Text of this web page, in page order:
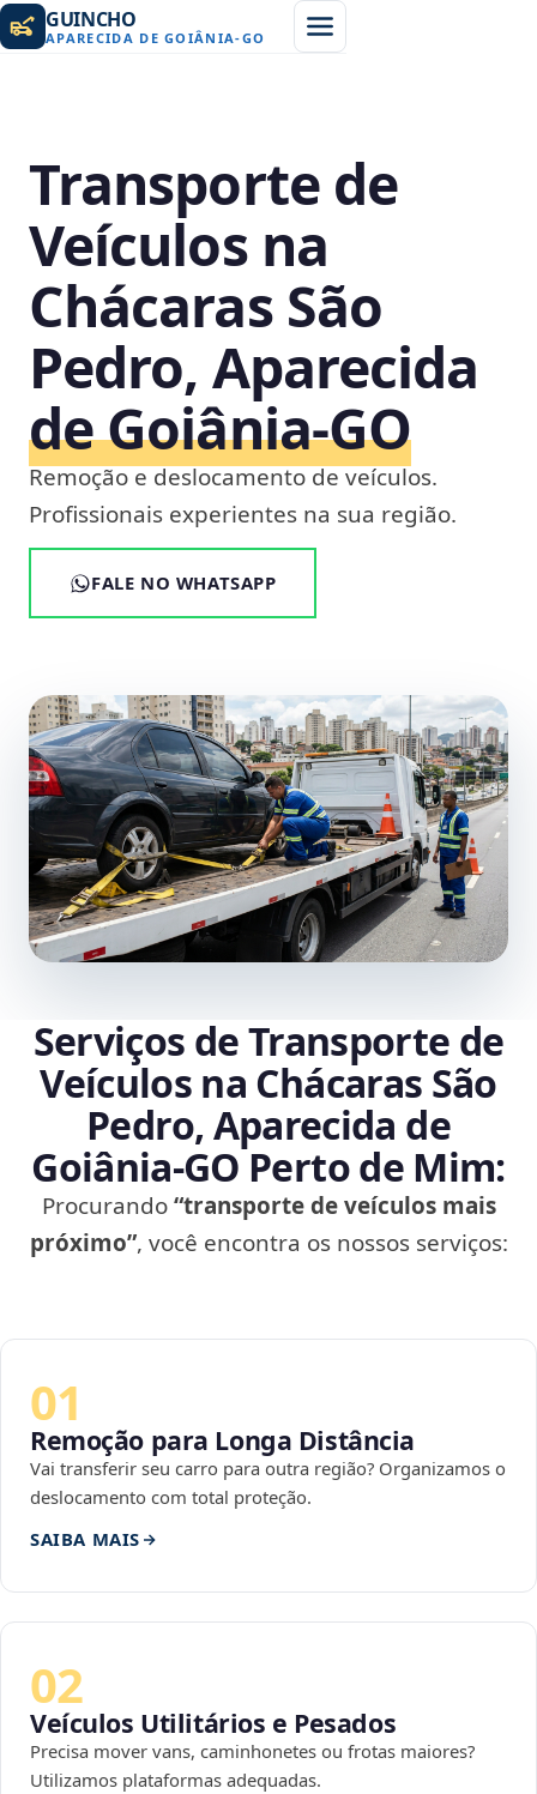
GUINCHO
APARECIDA DE GOIÂNIA-GO
Transporte de
Veículos na
Chácaras São
Pedro, Aparecida
de Goiânia‑GO
Remoção e deslocamento de veículos.
Profissionais experientes na sua região.
FALE NO WHATSAPP
Serviços de Transporte de
Veículos na Chácaras São
Pedro, Aparecida de
Goiânia‑GO Perto de Mim:
Procurando“transporte de veículos mais
próximo”, você encontra os nossos serviços:
01
Remoção para Longa Distância
Vai transferir seu carro para outra região? Organizamos o
deslocamento com total proteção.
SAIBA MAIS
02
Veículos Utilitários e Pesados
Precisa mover vans, caminhonetes ou frotas maiores?
Utilizamos plataformas adequadas.